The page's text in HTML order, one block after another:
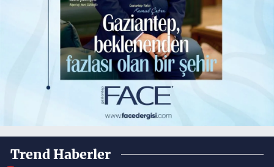
Trend Haberler